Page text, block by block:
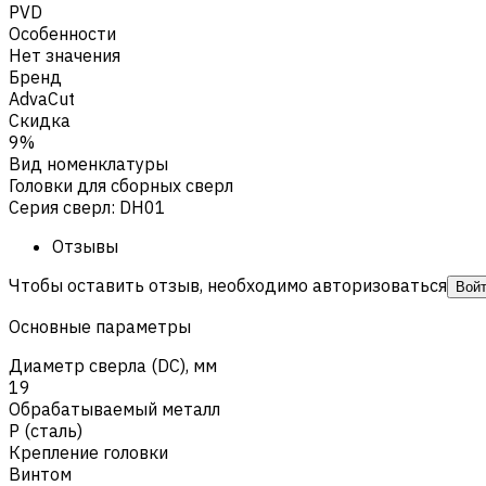
PVD
Особенности
Нет значения
Бренд
AdvaCut
Скидка
9%
Вид номенклатуры
Головки для сборных сверл
Серия сверл: DH01
Отзывы
Чтобы оставить отзыв, необходимо авторизоваться
Основные параметры
Диаметр сверла (DC), мм
19
Обрабатываемый металл
Р (сталь)
Крепление головки
Винтом